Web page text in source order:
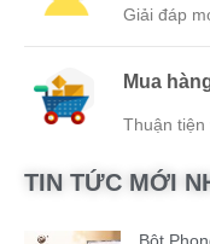
Giải đáp
Mua
Thuận tiện
TIN TỨC MỚI